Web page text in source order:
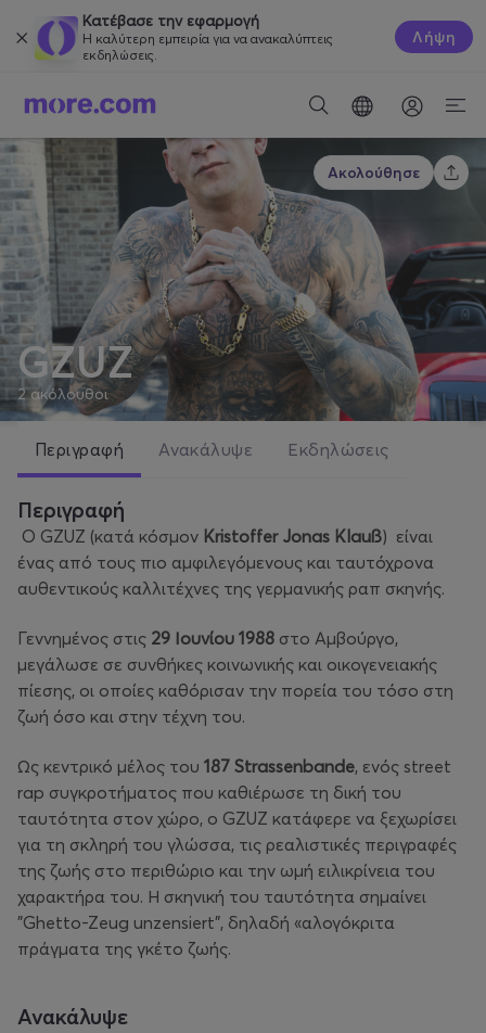
Κατέβασε την εφαρμογή
Η καλύτερη εμπειρία για να ανακαλύπτεις
εκδηλώσεις.
Λήψη
GZUZ
2 ακόλουθοι
Ακολούθησε
Περιγραφή Ανακάλυψε Εκδηλώσεις
Περιγραφή
Ο GZUZ (κατά κόσμον Kristoffer Jonas Klauß) είναι
ένας από τους πιο αμφιλεγόμενους και ταυτόχρονα
αυθεντικούς καλλιτέχνες της γερμανικής ραπ σκηνής.
Γεννημένος στις 29 Ιουνίου 1988 στο Αμβούργο,
μεγάλωσε σε συνθήκες κοινωνικής και οικογενειακής
πίεσης, οι οποίες καθόρισαν την πορεία του τόσο στη
ζωή όσο και στην τέχνη του.
Ως κεντρικό μέλος του 187 Strassenbande, ενός street
rap συγκροτήματος που καθιέρωσε τη δική του
ταυτότητα στον χώρο, ο GZUZ κατάφερε να ξεχωρίσει
για τη σκληρή του γλώσσα, τις ρεαλιστικές περιγραφές
της ζωής στο περιθώριο και την ωμή ειλικρίνεια του
χαρακτήρα του. Η σκηνική του ταυτότητα σημαίνει
"Ghetto-Zeug unzensiert", δηλαδή «αλογόκριτα
πράγματα της γκέτο ζωής.
Ανακάλυψε